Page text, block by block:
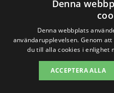
Krokom
Sundsvall
Denna
Denna webbplats
användarupplevelsen. Genom
du till alla cookies i enlighet
ACCEPTERA ALLA